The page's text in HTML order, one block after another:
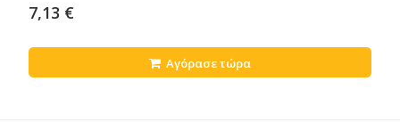
7,13 €
Αγόρασε τώρα